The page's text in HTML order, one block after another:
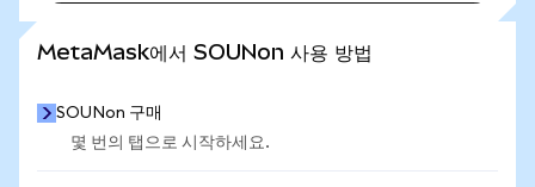
MetaMask에서 SOUNon 사용 방법
SOUNon 구매
몇 번의 탭으로 시작하세요.